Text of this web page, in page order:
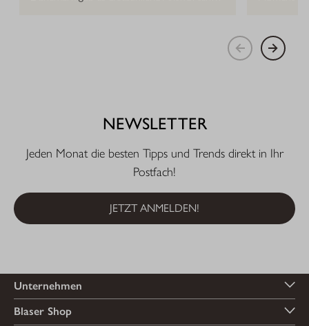
NEWSLETTER
Jeden Monat die besten Tipps und Trends direkt in Ihr
Postfach!
JETZT ANMELDEN!
Unternehmen
Blaser Shop